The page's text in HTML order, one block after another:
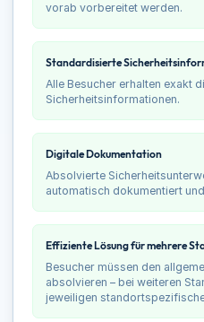
vorab vorbereitet werden.
Standardisierte
Alle Besucher erhalten exakt
Sicherheitsinformationen.
Digitale Dokumentation
Absolvierte
automatisch dokumentiert
Effiziente Lösung für mehrere
Besucher müssen den
absolvieren – bei weiteren
jeweiligen